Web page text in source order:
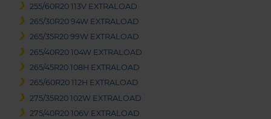
255/60R20 113V EXTRALOAD
265/30R20 94W EXTRALOAD
265/35R20 99W EXTRALOAD
265/40R20 104W EXTRALOAD
265/45R20 108H EXTRALOAD
265/60R20 112H EXTRALOAD
275/35R20 102W EXTRALOAD
275/40R20 106V EXTRALOAD